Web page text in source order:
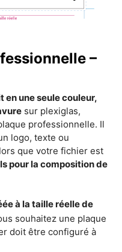
–
une seule couleur,
sur plexiglas,
professionnelle. Il
logo, texte ou
que votre fichier est
pour la composition de
à la taille réelle de
souhaitez une plaque
doit être configuré à